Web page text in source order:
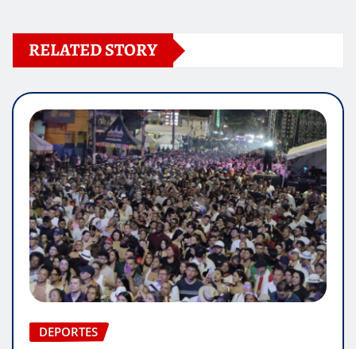
RELATED STORY
DEPORTES